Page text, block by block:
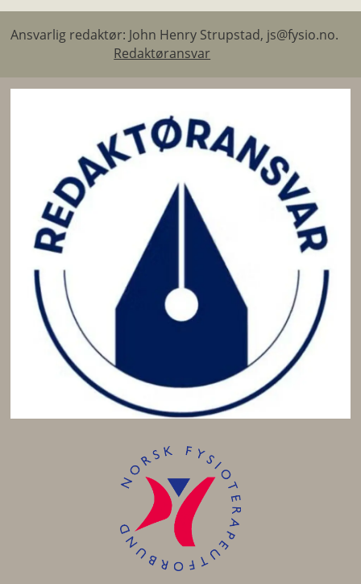
Ansvarlig redaktør: John Henry Strupstad, js@fysio.no.
Redaktøransvar